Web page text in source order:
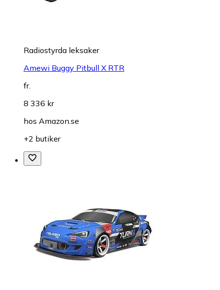
Radiostyrda leksaker
Amewi Buggy Pitbull X RTR
fr.
8 336 kr
hos Amazon.se
+2 butiker